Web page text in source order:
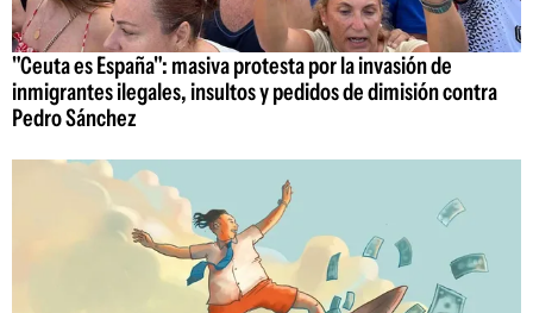
"Ceuta es España": masiva protesta por la invasión de
inmigrantes ilegales, insultos y pedidos de dimisión contra
Pedro Sánchez